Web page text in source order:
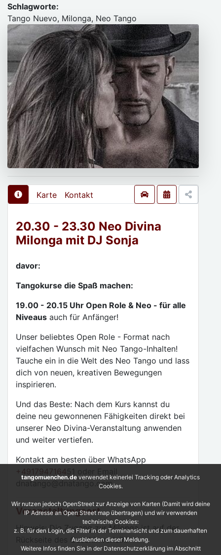
Schlagworte:
Tango Nuevo, Milonga, Neo Tango
Karte Kontakt
20.30 - 23.30 Neo Divina
Milonga mit DJ Sonja
davor:
Tangokurse die Spaß machen:
19.00 - 20.15 Uhr Open Role & Neo - für alle
Niveaus auch für Anfänger!
Unser beliebtes Open Role - Format nach
vielfachen Wunsch mit Neo Tango-Inhalten!
Tauche ein in die Welt des Neo Tango und lass
dich von neuen, kreativen Bewegungen
inspirieren.
Und das Beste: Nach dem Kurs kannst du
deine neu gewonnenen Fähigkeiten direkt bei
unserer Neo Divina-Veranstaltung anwenden
und weiter vertiefen.
Kontakt am besten über WhatsApp
+4917947164
dnatango@dnatango.com
Veranstaltungsort
Hinweis: Die Zugang zur Milonga ist auf der
Rückseite des Geschirrverleih!
tangomuenchen.de verwendet keinerlei Tracking oder Analytics
Cookies.
Wir nutzen jedoch OpenStreet zur Anzeige von Karten (Damit wird deine
IP Adresse an Open Street map übertragen) und wir verwenden
technische Cookies:
z. B. für den Login, die Filter in der Terminansicht und zum dauerhaften
Ausblenden dieser Meldung.
Weitere Infos finden Sie in der Datenschutzerklärung im Abschnitt